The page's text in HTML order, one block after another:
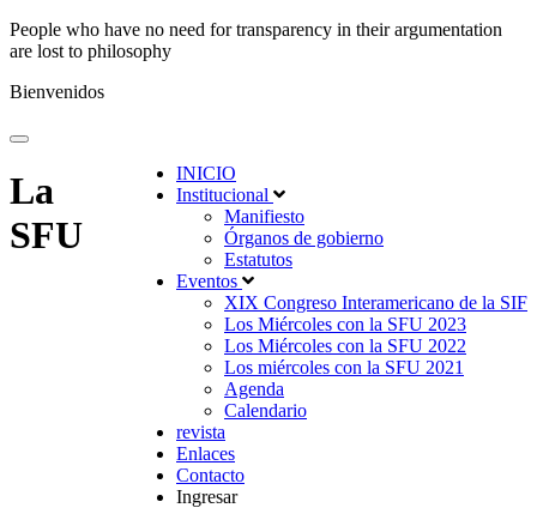
People who have no need for transparency in their argumentation
are lost to philosophy
Bienvenidos
INICIO
Institucional
Manifiesto
Órganos de gobierno
Estatutos
Eventos
XIX Congreso Interamericano de la SIF
Los Miércoles con la SFU 2023
Los Miércoles con la SFU 2022
Los miércoles con la SFU 2021
Agenda
Calendario
revista
Enlaces
Contacto
Ingresar
La
SFU